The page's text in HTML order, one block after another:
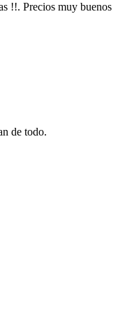
!!. Precios muy buenos
de todo.